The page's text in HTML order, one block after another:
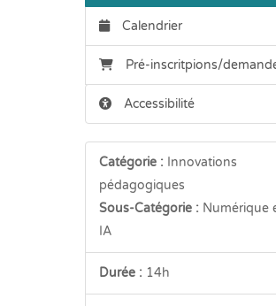
Calendrier
Pré-inscritpions/
Accessibilité
Catégorie : Innovations
pédagogiques
Sous-Catégorie : Numérique
IA
Durée :14h